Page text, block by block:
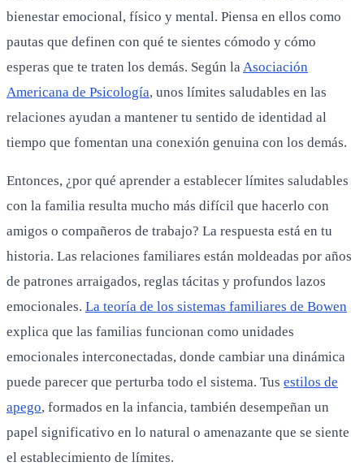
bienestar emocional, físico y mental. Piensa en ellos como
pautas que definen con qué te sientes cómodo y cómo
esperas que te traten los demás. Según la Asociación
Americana de Psicología, unos límites saludables en las
relaciones ayudan a mantener tu sentido de identidad al
tiempo que fomentan una conexión genuina con los demás.
Entonces, ¿por qué aprender a establecer límites saludables
con la familia resulta mucho más difícil que hacerlo con
amigos o compañeros de trabajo? La respuesta está en tu
historia. Las relaciones familiares están moldeadas por años
de patrones arraigados, reglas tácitas y profundos lazos
emocionales. La teoría de los sistemas familiares de Bowen
explica que las familias funcionan como unidades
emocionales interconectadas, donde cambiar una dinámica
puede parecer que perturba todo el sistema. Tus estilos de
apego, formados en la infancia, también desempeñan un
papel significativo en lo natural o amenazante que se siente
el establecimiento de límites.